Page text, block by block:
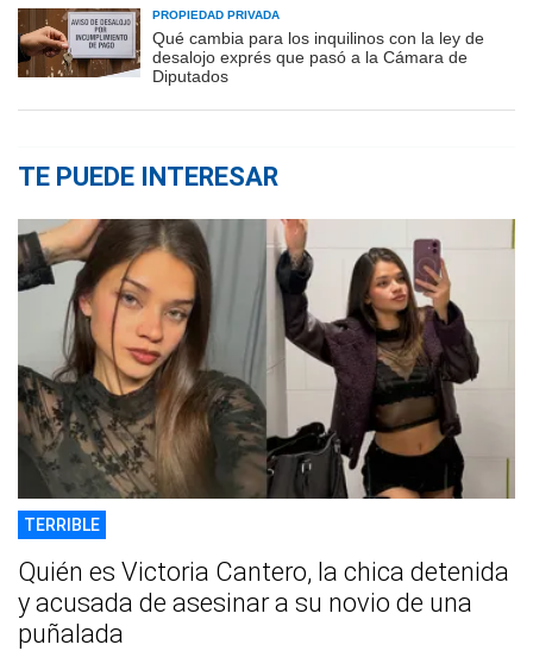
PROPIEDAD PRIVADA
Qué cambia para los inquilinos con la ley de
desalojo exprés que pasó a la Cámara de
Diputados
TE PUEDE INTERESAR
TERRIBLE
Quién es Victoria Cantero, la chica detenida
y acusada de asesinar a su novio de una
puñalada